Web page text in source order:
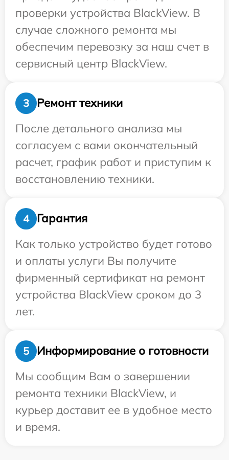
проверки устройства BlackView. В
случае сложного ремонта мы
обеспечим перевозку за наш счет в
сервисный центр BlackView.
3
Ремонт техники
После детального анализа мы
согласуем с вами окончательный
расчет, график работ и приступим к
восстановлению техники.
4
Гарантия
Как только устройство будет готово
и оплаты услуги Вы получите
фирменный сертификат на ремонт
устройства BlackView сроком до 3
лет.
5
Информирование о готовности
Мы сообщим Вам о завершении
ремонта техники BlackView, и
курьер доставит ее в удобное место
и время.